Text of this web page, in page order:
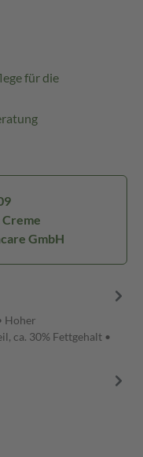
für die
GmbH
Hoher
ca. 30% Fettgehalt •